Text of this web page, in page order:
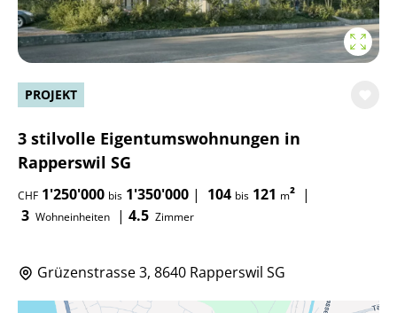
PROJEKT
3 stilvolle Eigentumswohnungen in
Rapperswil SG
CHF 1'250'000 bis 1'350'000 | 104 bis 121 m² |
3 Wohneinheiten | 4.5 Zimmer
Grüzenstrasse 3, 8640 Rapperswil SG